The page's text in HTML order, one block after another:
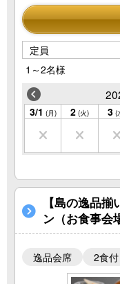
定員
1～2名様
3/1 (月) 2 (火) 3 (
【島の逸品
ン（お食事会
逸品会席 2食付